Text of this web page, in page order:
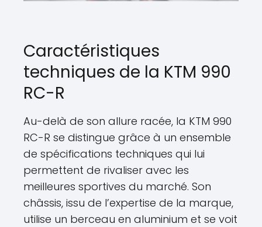
Caractéristiques
techniques de la KTM 990
RC-R
Au-delà de son allure racée, la KTM 990
RC-R se distingue grâce à un ensemble
de spécifications techniques qui lui
permettent de rivaliser avec les
meilleures sportives du marché. Son
châssis, issu de l’expertise de la marque,
utilise un berceau en aluminium et se voit